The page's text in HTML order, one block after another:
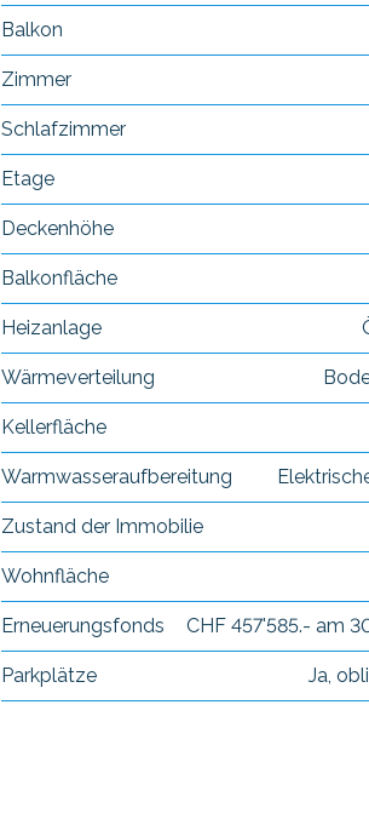
Balkon
Zimmer
Schlafzimmer
Etage
Deckenhöhe
Balkonfläche
Heizanlage
Wärmeverteilung
Kellerfläche
Warmwasseraufbereitung
Zustand der Immobilie
Wohnfläche
Erneuerungsfonds CHF 457'585.- am
Parkplätze Ja,